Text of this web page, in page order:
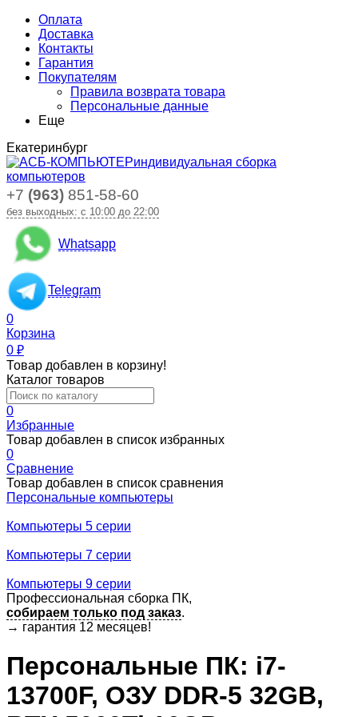
Оплата
Доставка
Контакты
Гарантия
Покупателям
Правила возврата товара
Персональные данные
Еще
Екатеринбург
индивидуальная сборка
компьютеров
+7 (963) 851-58-60
без выходных: с 10:00 до 22:00
Whatsapp
Telegram
0
Корзина
0 ₽
Товар добавлен в корзину!
Каталог товаров
0
Избранные
Товар добавлен в список избранных
0
Сравнение
Товар добавлен в список сравнения
Персональные компьютеры
Компьютеры 5 серии
Компьютеры 7 серии
Компьютеры 9 серии
Профессиональная сборка ПК,
собираем только под заказ.
→ гарантия 12 месяцев!
Персональные ПК: i7-
13700F, ОЗУ DDR-5 32GB,